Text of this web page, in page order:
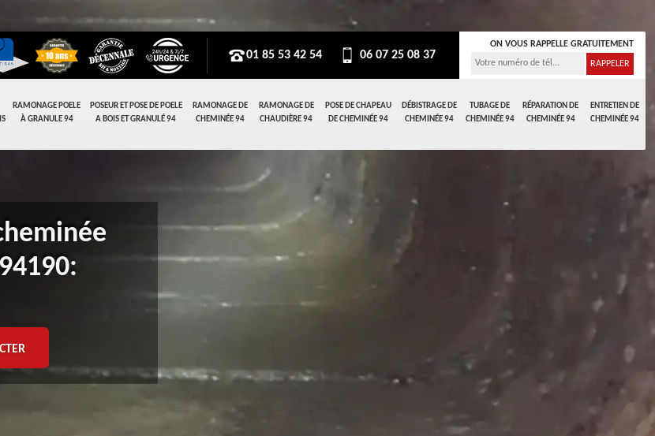
RAMONAGE POELE
À GRANULE 94
POSEUR ET POSE DE POELE
A BOIS ET GRANULÉ 94
RAMONAGE DE
CHEMINÉE 94
RAMONAGE DE
CHAUDIÈRE 94
POSE DE CHAPEAU
DE CHEMINÉE 94
DÉBISTRAGE DE
CHEMINÉE 94
TUBAGE DE
CHEMINÉE 94
RÉPARATION DE
CHEMINÉE 94
ENTRETIEN DE
CHEMINÉE 94
01 85 53 42 54 06 07 25 08 37
ON VOUS RAPPELLE GRATUITEMENT